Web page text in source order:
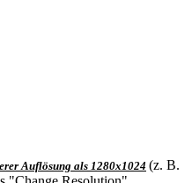
Auflösung als 1280x1024 (z. B.